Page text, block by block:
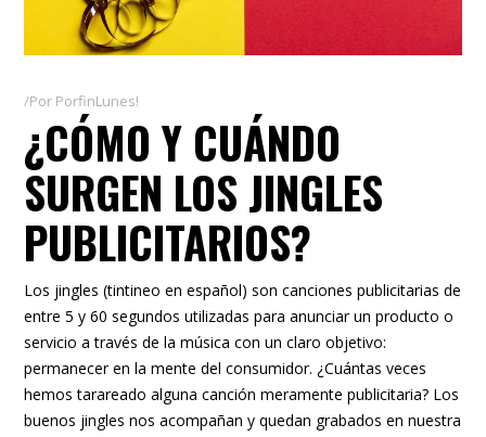
Por PorfinLunes!
¿CÓMO Y CUÁNDO
SURGEN LOS JINGLES
PUBLICITARIOS?
Los jingles (tintineo en español) son canciones publicitarias de
entre 5 y 60 segundos utilizadas para anunciar un producto o
servicio a través de la música con un claro objetivo:
permanecer en la mente del consumidor. ¿Cuántas veces
hemos tarareado alguna canción meramente publicitaria? Los
buenos jingles nos acompañan y quedan grabados en nuestra